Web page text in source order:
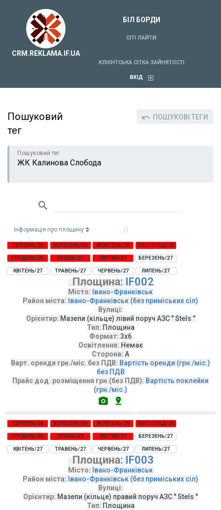
CRM.REKLAMA.IF.UA
БІЛ БОРДИ
СІТІ ЛАЙТИ
КЛІЄНТСЬКА СІТКА ЗАЙНЯТОСТІ
ВХІД
Пошуковий
тег
ПОШУКОВІ ТЕГИ
Пошуковий тег
ЖК Калинова Слобода
Інформація про площину
СЕРПЕНЬ/26 ВЕРЕСЕНЬ/26 ЖОВТЕНЬ/26 ЛИСТОПАД/26
ГРУДЕНЬ/26 СІЧЕНЬ/27 ЛЮТИЙ/27 БЕРЕЗЕНЬ/27
КВІТЕНЬ/27 ТРАВЕНЬ/27 ЧЕРВЕНЬ/27 ЛИПЕНЬ/27
Площина: IF002
Місто: Івано-Франківськ
Район міста: Івано-Франківськ (без приміських сіл)
Вулиці:
Орієнтир: Мазепи (кільце) лівий поруч АЗС " Stels "
Тип: Площина
Формат: 3х6
Освітлення: Немає
Сторона: А
Варт. оренди грн./міс. без ПДВ: Вартість оренди (грн./міс.)
без ПДВ
Прайс дод. розміщення грн.(без ПДВ): Вартість поклейки
(грн./міс.)
СЕРПЕНЬ/26 ВЕРЕСЕНЬ/26 ЖОВТЕНЬ/26 ЛИСТОПАД/26
ГРУДЕНЬ/26 СІЧЕНЬ/27 ЛЮТИЙ/27 БЕРЕЗЕНЬ/27
КВІТЕНЬ/27 ТРАВЕНЬ/27 ЧЕРВЕНЬ/27 ЛИПЕНЬ/27
Площина: IF003
Місто: Івано-Франківськ
Район міста: Івано-Франківськ (без приміських сіл)
Вулиці:
Орієнтир: Мазепи (кільце) правий поруч АЗС " Stels "
Тип: Площина